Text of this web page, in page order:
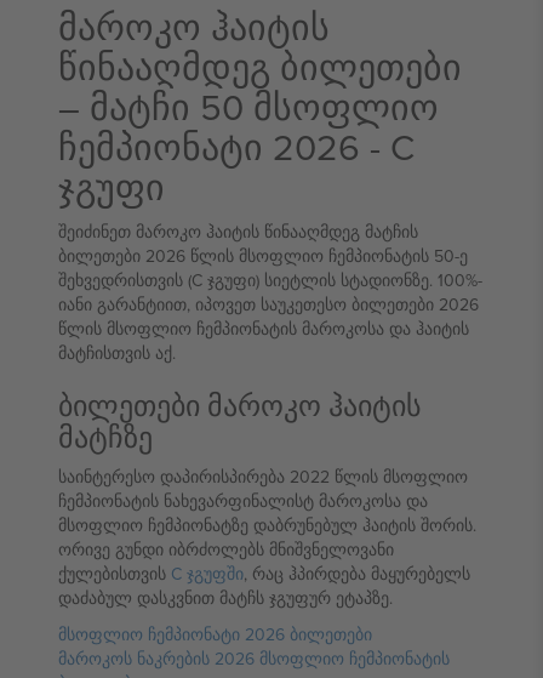
მაროკო ჰაიტის
წინააღმდეგ ბილეთები
– მატჩი 50 მსოფლიო
ჩემპიონატი 2026 - C
ჯგუფი
შეიძინეთ მაროკო ჰაიტის წინააღმდეგ მატჩის
ბილეთები 2026 წლის მსოფლიო ჩემპიონატის 50-ე
შეხვედრისთვის (C ჯგუფი) სიეტლის სტადიონზე. 100%-
იანი გარანტიით, იპოვეთ საუკეთესო ბილეთები 2026
წლის მსოფლიო ჩემპიონატის მაროკოსა და ჰაიტის
მატჩისთვის აქ.
ბილეთები მაროკო ჰაიტის
მატჩზე
საინტერესო დაპირისპირება 2022 წლის მსოფლიო
ჩემპიონატის ნახევარფინალისტ მაროკოსა და
მსოფლიო ჩემპიონატზე დაბრუნებულ ჰაიტის შორის.
ორივე გუნდი იბრძოლებს მნიშვნელოვანი
ქულებისთვის C ჯგუფში, რაც ჰპირდება მაყურებელს
დაძაბულ დასკვნით მატჩს ჯგუფურ ეტაპზე.
მსოფლიო ჩემპიონატი 2026 ბილეთები
მაროკოს ნაკრების 2026 მსოფლიო ჩემპიონატის